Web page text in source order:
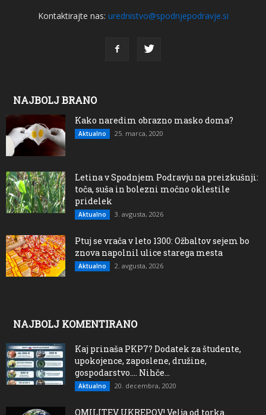
Kontaktirajte nas: urednistvo@spodnjepodravje.si
NAJBOLJ BRANO
Kako naredim obrazno masko doma?
Aktualno 25. marca, 2020
Letina v Spodnjem Podravju na preizkušnji:
toča, suša in bolezni močno oklestile
pridelek
Aktualno 3. avgusta, 2026
Ptuj se vrača v leto 1300: Ožbaltov sejem bo
znova napolnil ulice starega mesta
Aktualno 2. avgusta, 2026
NAJBOLJ KOMENTIRANO
Kaj prinaša PKP7? Dodatek za študente,
upokojence, zaposlene, družine,
gospodarstvo…. Nihče...
Aktualno 20. decembra, 2020
OMILITEV UKREPOV! Velja od torka